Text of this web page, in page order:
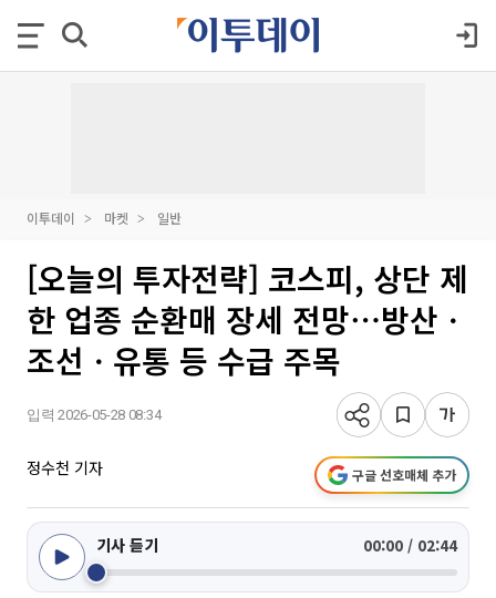
이투데이 마켓 일반
[오늘의 투자전략] 코스피, 상단 제
한 업종 순환매 장세 전망⋯방산ㆍ
조선ㆍ유통 등 수급 주목
입력 2026-05-28 08:34
정수천 기자 구글 선호매체 추가
기사 듣기 00:00 / 02:44